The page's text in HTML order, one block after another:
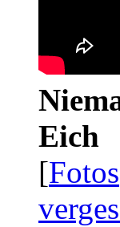
Eich
[Fotos